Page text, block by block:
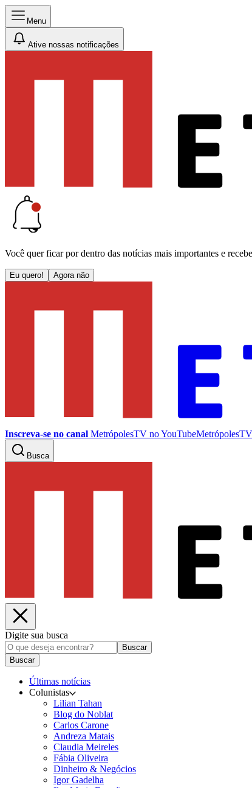
Menu
Ative nossas notificações
Você quer ficar por dentro das notícias mais importantes e
Eu quero! Agora não
Inscreva-se no canal MetrópolesTV noYouTubeMetrópolesTV
Busca
Digite sua busca
Buscar
Buscar
Últimas notícias
Colunistas
Lilian Tahan
Blog do Noblat
Carlos Carone
Andreza Matais
Claudia Meireles
Fábia Oliveira
Dinheiro & Negócios
Igor Gadelha